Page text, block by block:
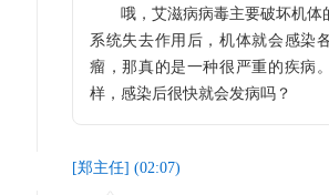
哦，艾滋病病毒主要破坏机体
系统失去作用后，机体就会感染
瘤，那真的是一种很严重的疾病
样，感染后很快就会发病吗？
[郑主任] (02:07)